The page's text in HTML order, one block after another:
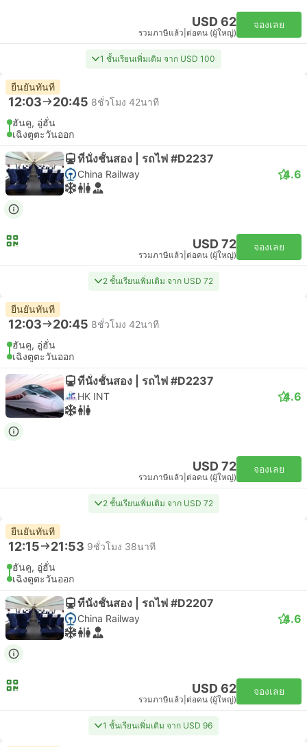
USD 62
รวมภาษีแล้ว ต่อคน (ผู้ใหญ่)
จองเลย
1 ชั้นเรียนเพิ่มเติม จาก USD 100
ยืนยันทันที
12:03 20:45 8ชั่วโมง 42นาที
ฮันคู, อู่ฮั่น
เฉิงตูตะวันออก
ที่นั่งชั้นสอง | รถไฟ #D2237
China Railway 4.6
USD 72
รวมภาษีแล้ว ต่อคน (ผู้ใหญ่)
จองเลย
2 ชั้นเรียนเพิ่มเติม จาก USD 72
ยืนยันทันที
12:03 20:45 8ชั่วโมง 42นาที
ฮันคู, อู่ฮั่น
เฉิงตูตะวันออก
ที่นั่งชั้นสอง | รถไฟ #D2237
HK INT 4.6
USD 72
รวมภาษีแล้ว ต่อคน (ผู้ใหญ่)
จองเลย
2 ชั้นเรียนเพิ่มเติม จาก USD 72
ยืนยันทันที
12:15 21:53 9ชั่วโมง 38นาที
ฮันคู, อู่ฮั่น
เฉิงตูตะวันออก
ที่นั่งชั้นสอง | รถไฟ #D2207
China Railway 4.6
USD 62
รวมภาษีแล้ว ต่อคน (ผู้ใหญ่)
จองเลย
1 ชั้นเรียนเพิ่มเติม จาก USD 96